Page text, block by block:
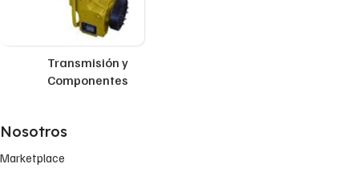
Transmisión y
Componentes
Nosotros
Marketplace